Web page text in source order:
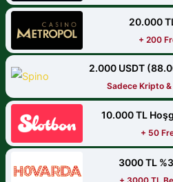
20.000
+ 200
2.000 USDT
Sadece Kripto
10.000 TL
+ 50
3000 TL